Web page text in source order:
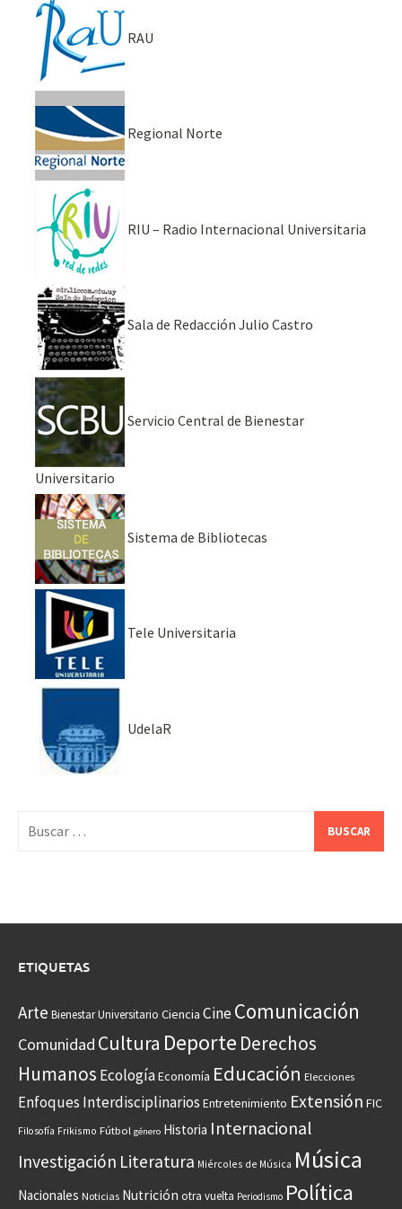
RAU
Regional Norte
RIU – Radio Internacional Universitaria
Sala de Redacción Julio Castro
Servicio Central de Bienestar
Universitario
Sistema de Bibliotecas
Tele Universitaria
UdelaR
ETIQUETAS
Arte Bienestar Universitario Ciencia CineComunicación
Comunidad Cultura Deporte Derechos
Humanos EcologíaEconomía Educación Elecciones
Enfoques Interdisciplinarios Entretenimiento Extensión FIC
Filosofía Frikismo Fútbol género Historia Internacional
Investigación Literatura Miércoles de Música Música
Nacionales Noticias Nutrición otra vuelta Periodismo Política